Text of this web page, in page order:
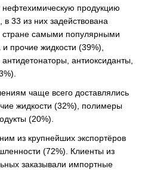
нефтехимическую продукцию
33 из них задействована
стране самыми популярными
прочие жидкости (39%),
антиоксиданты,
чаще всего доставлялись
жидкости (32%), полимеры
(20%).
из крупнейших экспортёров
(72%). Клиенты из
заказывали импортные